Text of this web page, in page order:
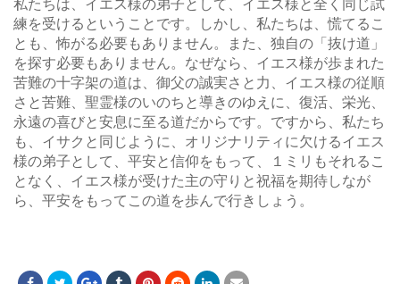
私たちは、イエス様の弟子として、イエス様と全く同じ試
練を受けるということです。しかし、私たちは、慌てるこ
とも、怖がる必要もありません。また、独自の「抜け道」
を探す必要もありません。なぜなら、イエス様が歩まれた
苦難の十字架の道は、御父の誠実さと力、イエス様の従順
さと苦難、聖霊様のいのちと導きのゆえに、復活、栄光、
永遠の喜びと安息に至る道だからです。ですから、私たち
も、イサクと同じように、オリジナリティに欠けるイエス
様の弟子として、平安と信仰をもって、１ミリもそれるこ
となく、イエス様が受けた主の守りと祝福を期待しなが
ら、平安をもってこの道を歩んで行きしょう。